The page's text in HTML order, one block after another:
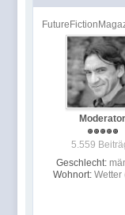
Moderator
5.559
Geschlecht:
Wohnort: Wetter